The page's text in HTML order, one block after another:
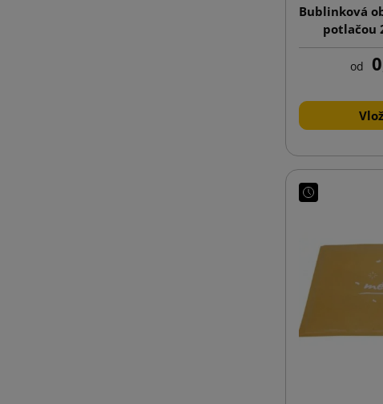
Bublinková
potlačou
od